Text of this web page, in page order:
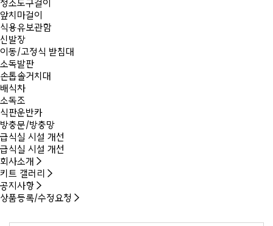
청소도구걸이
앞치마걸이
식용유보관함
신발장
이동/고정식 받침대
소독발판
손톱솔거치대
배식차
소독조
식판운반카
방충문/방충망
급식실 시설 개선
급식실 시설 개선
회사소개
키트 갤러리
공지사항
상품등록/수정요청